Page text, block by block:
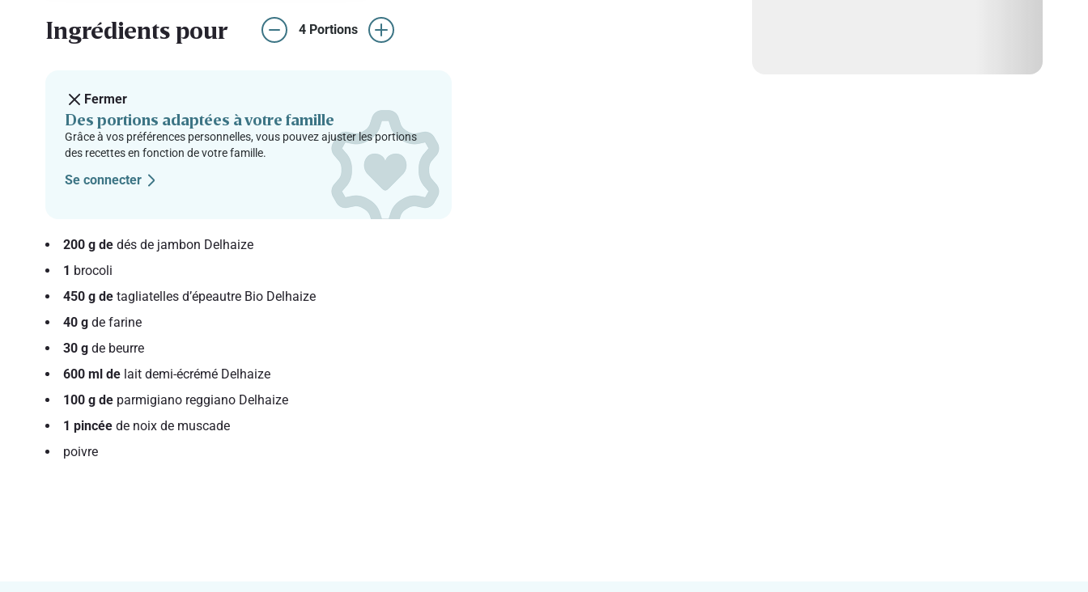
Ingrédients pour 4 Portions
Fermer
Des portions adaptées à votre famille
Grâce à vos préférences personnelles, vous pouvez ajuster les portions
des recettes en fonction de votre famille.
Se connecter
200 g de dés de jambon Delhaize
1 brocoli
450 g de tagliatelles d’épeautre Bio Delhaize
40 g de farine
30 g de beurre
600 ml de lait demi-écrémé Delhaize
100 g de parmigiano reggiano Delhaize
1 pincée de noix de muscade
poivre